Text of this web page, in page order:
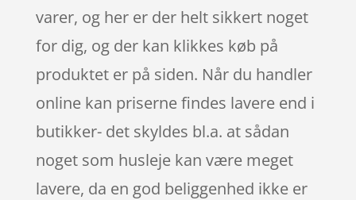
varer, og her er der helt sikkert noget
for dig, og der kan klikkes køb på
produktet er på siden. Når du handler
online kan priserne findes lavere end i
butikker- det skyldes bl.a. at sådan
noget som husleje kan være meget
lavere, da en god beliggenhed ikke er